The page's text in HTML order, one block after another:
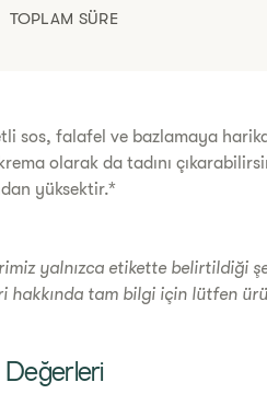
TOPLAM SÜRE
sos, falafel ve bazlamaya
olarak da tadını
yüksektir.*
yalnızca etikette belirtildiği
hakkında tam bilgi için lütfen
Değerleri